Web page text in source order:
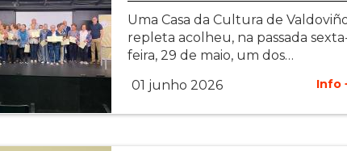
Uma Casa da Cultura de
repleta acolheu, na passada
feira, 29 de maio, um dos…
01 junho 2026
Info